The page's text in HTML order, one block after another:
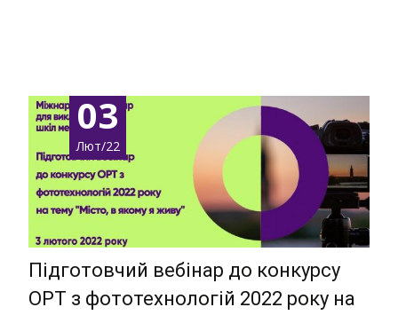
03
Лют/22
Підготовчий вебінар до конкурсу
ОРТ з фототехнологій 2022 року на